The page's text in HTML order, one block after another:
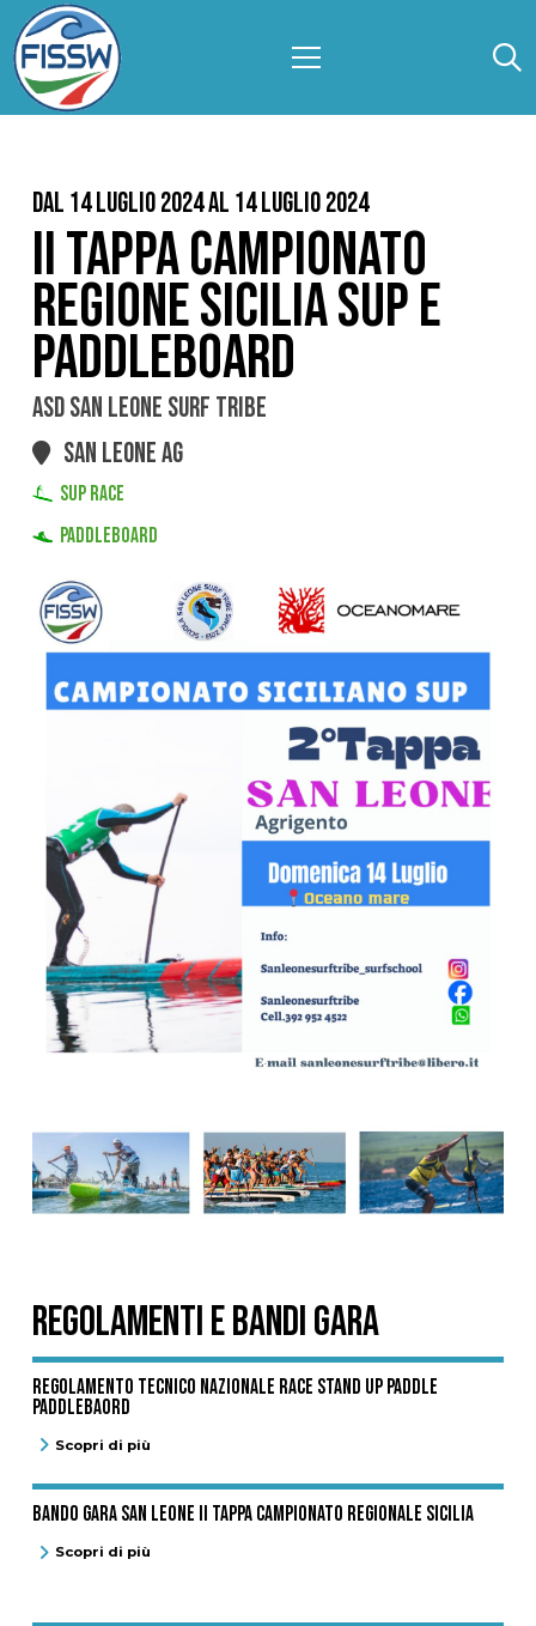
Dal 14 Luglio 2024 al 14 Luglio 2024
II TAPPA CAMPIONATO
REGIONE SICILIA SUP E
PADDLEBOARD
ASD SAN LEONE SURF TRIBE
SAN LEONE AG
SUP RACE
PADDLEBOARD
REGOLAMENTI E BANDI GARA
Regolamento Tecnico Nazionale Race Stand Up Paddle
Paddlebaord
Scopri di più
BANDO GARA SAN LEONE II TAPPA CAMPIONATO REGIONALE SICILIA
Scopri di più